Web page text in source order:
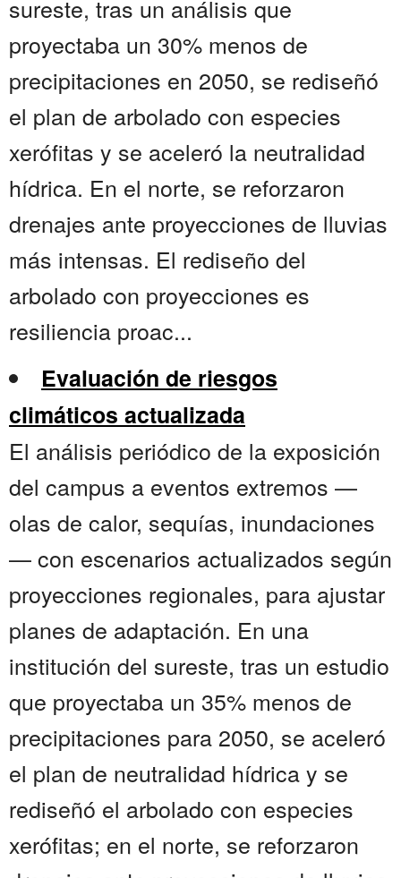
sureste, tras un análisis que
proyectaba un 30% menos de
precipitaciones en 2050, se rediseñó
el plan de arbolado con especies
xerófitas y se aceleró la neutralidad
hídrica. En el norte, se reforzaron
drenajes ante proyecciones de lluvias
más intensas. El rediseño del
arbolado con proyecciones es
resiliencia proac...
Evaluación de riesgos
climáticos actualizada
El análisis periódico de la exposición
del campus a eventos extremos —
olas de calor, sequías, inundaciones
— con escenarios actualizados según
proyecciones regionales, para ajustar
planes de adaptación. En una
institución del sureste, tras un estudio
que proyectaba un 35% menos de
precipitaciones para 2050, se aceleró
el plan de neutralidad hídrica y se
rediseñó el arbolado con especies
xerófitas; en el norte, se reforzaron